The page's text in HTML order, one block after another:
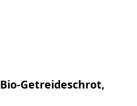
Bio-Getreideschrot,